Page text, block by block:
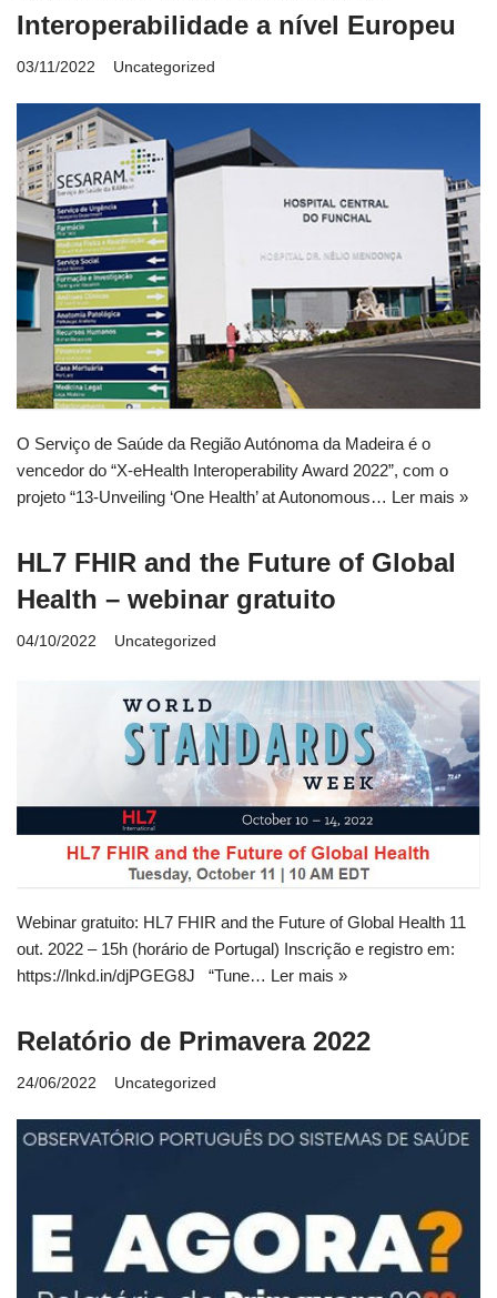
Interoperabilidade a nível Europeu
03/11/2022 Uncategorized
O Serviço de Saúde da Região Autónoma da Madeira é o
vencedor do “X-eHealth Interoperability Award 2022”, com o
projeto “13-Unveiling ‘One Health’ at Autonomous… Ler mais »
HL7 FHIR and the Future of Global
Health – webinar gratuito
04/10/2022 Uncategorized
Webinar gratuito: HL7 FHIR and the Future of Global Health 11
out. 2022 – 15h (horário de Portugal) Inscrição e registro em:
https://lnkd.in/djPGEG8J “Tune… Ler mais »
Relatório de Primavera 2022
24/06/2022 Uncategorized